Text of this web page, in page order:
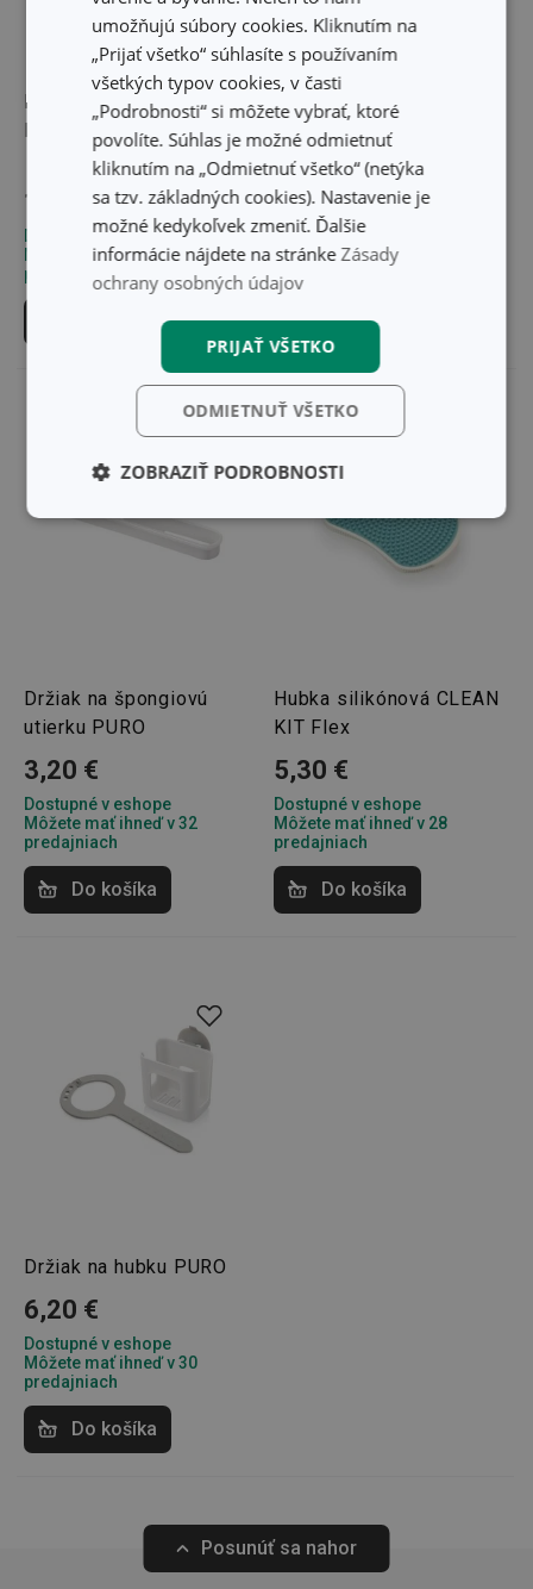
Kuchynské hubky CLEAN
KIT, 5 ks, extra odolné
1,90 €
Dostupné v eshope
Môžete mať ihneď v 33
predajniach
Kuchynské hubky CLEAN
KIT, 3 ks, na jemné
povrchy
2,00 €
Dostupné v eshope
Môžete mať ihneď v 27
predajniach
Do košíka
Držiak na špongiovú
utierku PURO
3,20 €
Dostupné v eshope
Môžete mať ihneď v 32
predajniach
Do košíka
Hubka silikónová CLEAN
KIT Flex
5,30 €
Dostupné v eshope
Môžete mať ihneď v 28
predajniach
Do košíka
Držiak na hubku PURO
6,20 €
Dostupné v eshope
Môžete mať ihneď v 30
predajniach
Do košíka
Posunúť sa nahor
umožňujú súbory cookies. Kliknutím na
„Prijať všetko“ súhlasíte s používaním
všetkých typov cookies, v časti
„Podrobnosti“ si môžete vybrať, ktoré
povolíte. Súhlas je možné odmietnuť
kliknutím na „Odmietnuť všetko“ (netýka
sa tzv. základných cookies). Nastavenie je
možné kedykoľvek zmeniť. Ďalšie
informácie nájdete na stránke Zásady
ochrany osobných údajov
PRIJAŤ VŠETKO
ODMIETNUŤ VŠETKO
ZOBRAZIŤ PODROBNOSTI
Základné
Analytické a
preferenčné
cookies
Základné (funkčné) cookies
Analytické a preferenčné cookies
Marketingové cookies
Funkčné súbory
správne používať bez nevyhnutne potrebných
súborov cookie.
receive-cookie-deprecation
Privacy Policy